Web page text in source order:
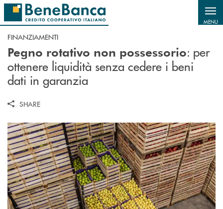
Salta al contenuto principale
MENU
FINANZIAMENTI
Pegno rotativo non possessorio: per
ottenere liquidità senza cedere i beni
dati in garanzia
SHARE